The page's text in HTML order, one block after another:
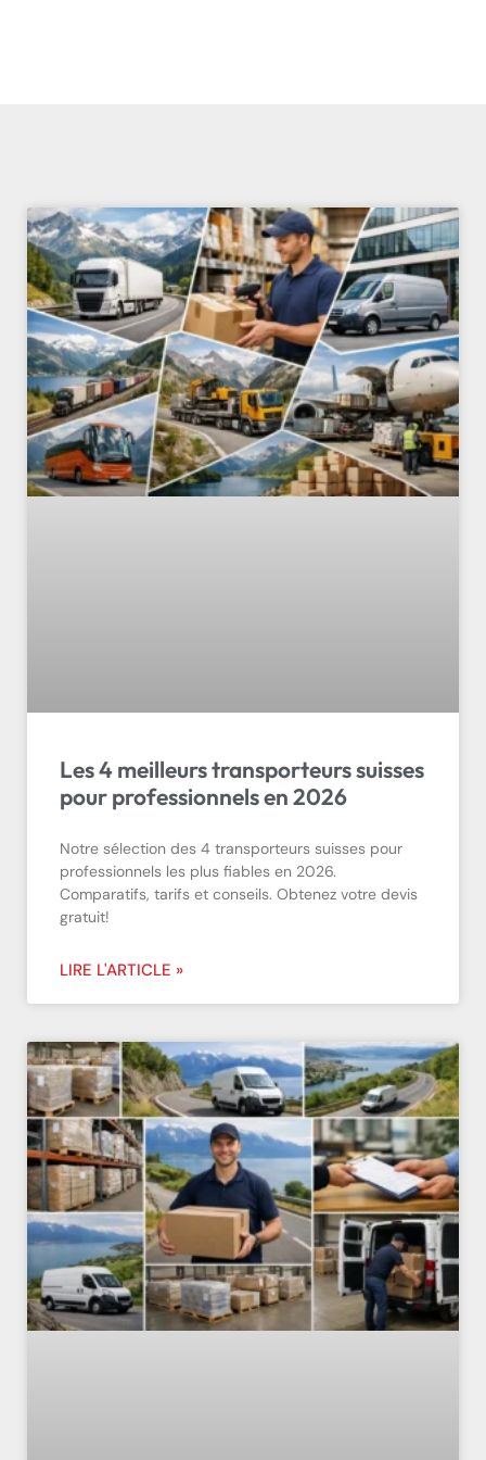
Les 4 meilleurs transporteurs suisses
pour professionnels en 2026
Notre sélection des 4 transporteurs suisses pour
professionnels les plus fiables en 2026.
Comparatifs, tarifs et conseils. Obtenez votre devis
gratuit!
LIRE L'ARTICLE »